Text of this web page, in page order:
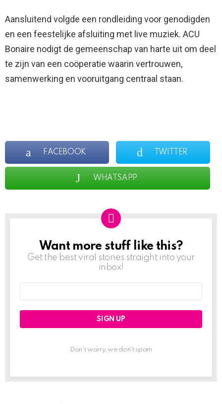
Aansluitend volgde een rondleiding voor genodigden
en een feestelijke afsluiting met live muziek. ACU
Bonaire nodigt de gemeenschap van harte uit om deel
te zijn van een coöperatie waarin vertrouwen,
samenwerking en vooruitgang centraal staan.
FACEBOOK TWITTER
WHATSAPP
NEWSLETTER
Want more stuff like this?
Get the best viral stories straight into your
inbox!
Don't worry, we don't spam